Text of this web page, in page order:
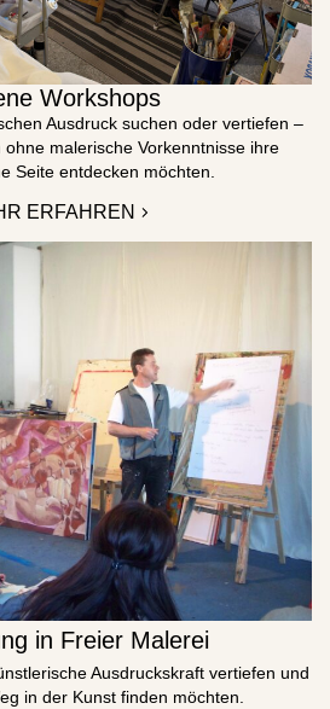
Workshops
Ausdruck suchen oder vertiefen –
malerische Vorkenntnisse ihre
Seite entdecken möchten.
ERFAHREN
in Freier Malerei
Ausdruckskraft vertiefen und
in der Kunst finden möchten.